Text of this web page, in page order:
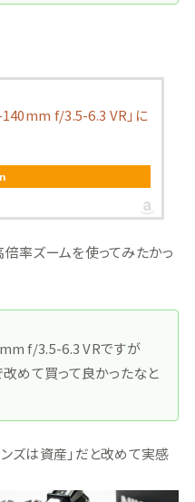
f/3.5-6.3 VR」に
率ズームを使ってみたかっ
f/3.5-6.3 VRですが
めて買って良かったなと
ズは資産」だと改めて実感